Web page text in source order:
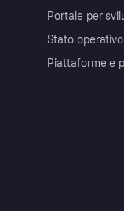
Portale per
Stato operativo
Piattaforme e